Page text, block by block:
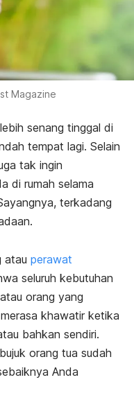
Magazine
senang tinggal di
tempat lagi. Selain
tak ingin
di rumah selama
terkadang
atau perawat
seluruh kebutuhan
orang yang
khawatir ketika
bahkan sendiri.
orang tua sudah
Anda